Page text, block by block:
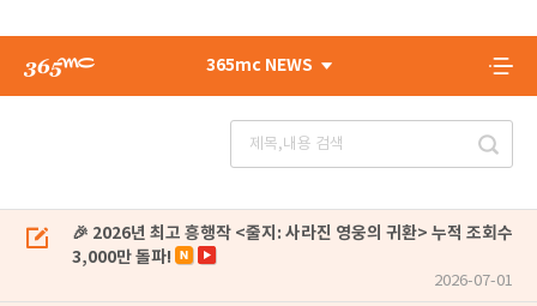
365mc NEWS
🎉 2026년 최고 흥행작 <줄지: 사라진 영웅의 귀환> 누적 조회수
3,000만 돌파!
2026-07-01